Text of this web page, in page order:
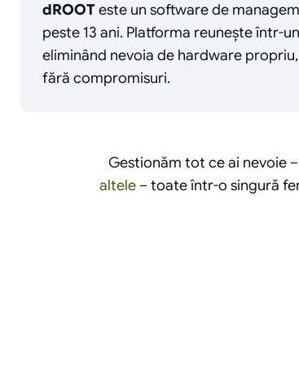
dROOT este un software de
peste 13 ani. Platforma reunește
eliminând nevoia de hardware
fără compromisuri.
Gestionăm tot ce ai nevoie –
altele – toate într-o singură